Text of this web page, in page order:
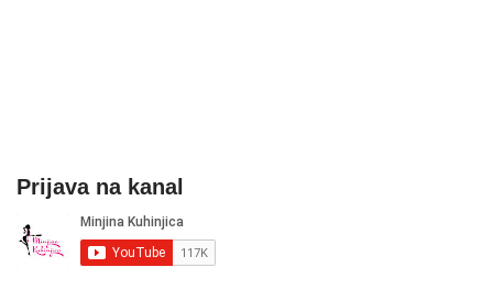
Prijava na kanal